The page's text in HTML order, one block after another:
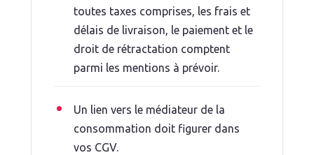
toutes taxes comprises, les frais et
délais de livraison, le paiement et le
droit de rétractation comptent
parmi les mentions à prévoir.
Un lien vers le médiateur de la
consommation doit figurer dans
vos CGV.